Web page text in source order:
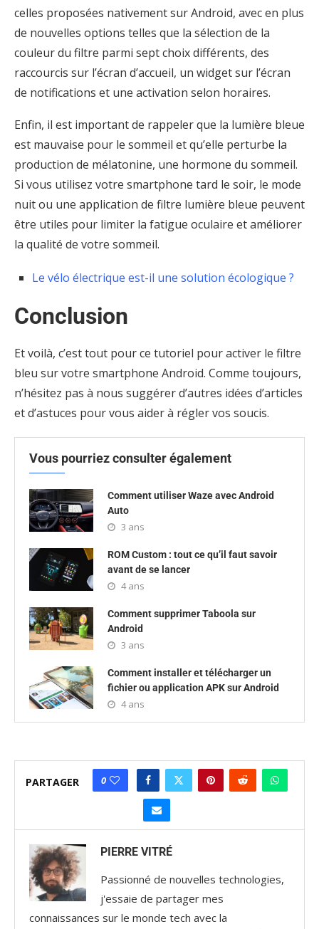
celles proposées nativement sur Android, avec en plus
de nouvelles options telles que la sélection de la
couleur du filtre parmi sept choix différents, des
raccourcis sur l’écran d’accueil, un widget sur l’écran
de notifications et une activation selon horaires.
Enfin, il est important de rappeler que la lumière bleue
est mauvaise pour le sommeil et qu’elle perturbe la
production de mélatonine, une hormone du sommeil.
Si vous utilisez votre smartphone tard le soir, le mode
nuit ou une application de filtre lumière bleue peuvent
être utiles pour limiter la fatigue oculaire et améliorer
la qualité de votre sommeil.
Le vélo électrique est-il une solution écologique ?
Conclusion
Et voilà, c’est tout pour ce tutoriel pour activer le filtre
bleu sur votre smartphone Android. Comme toujours,
n’hésitez pas à nous suggérer d’autres idées d’articles
et d’astuces pour vous aider à régler vos soucis.
Vous pourriez consulter également
Comment utiliser Waze avec Android
Auto
3 ans
ROM Custom : tout ce qu’il faut savoir
avant de se lancer
4 ans
Comment supprimer Taboola sur
Android
3 ans
Comment installer et télécharger un
fichier ou application APK sur Android
4 ans
PARTAGER 0
PIERRE VITRÉ
Passionné de nouvelles technologies,
j'essaie de partager mes
connaissances sur le monde tech avec la